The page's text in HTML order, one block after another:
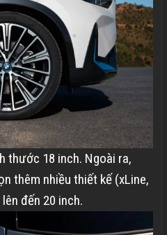
thước 18 inch. Ngoài ra,
thêm nhiều thiết kế (xLine,
đến 20 inch.